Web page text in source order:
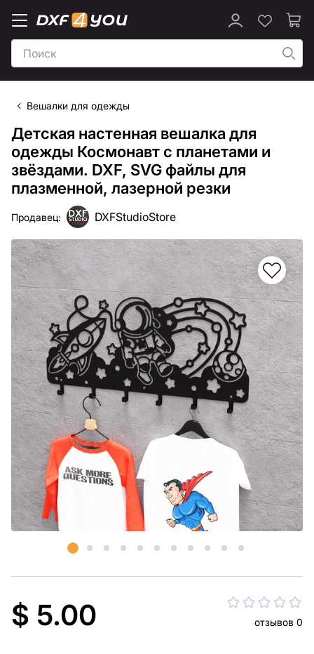
Вешалки для одежды
Детская настенная вешалка для
одежды Космонавт с планетами и
звёздами. DXF, SVG файлы для
плазменной, лазерной резки
Продавец: DXFStudioStore
$ 5.00 отзывов 0